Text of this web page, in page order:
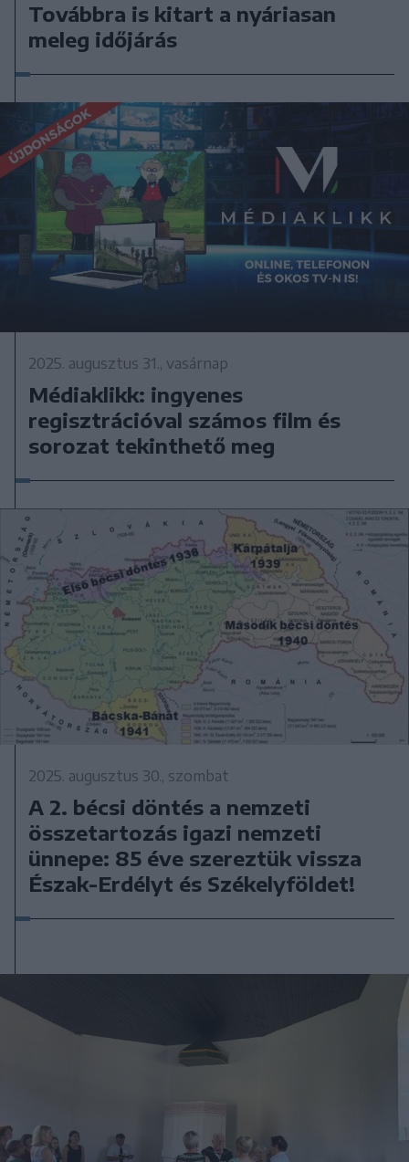
Továbbra is kitart a nyáriasan
meleg időjárás
2025. augusztus 31., vasárnap
Médiaklikk: ingyenes
regisztrációval számos film és
sorozat tekinthető meg
2025. augusztus 30., szombat
A 2. bécsi döntés a nemzeti
összetartozás igazi nemzeti
ünnepe: 85 éve szereztük vissza
Észak-Erdélyt és Székelyföldet!